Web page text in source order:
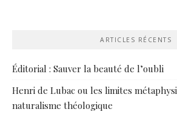
ARTICLES RÉCENTS
Éditorial : Sauver la beauté de l’oubli
Henri de Lubac ou les limites
naturalisme théologique